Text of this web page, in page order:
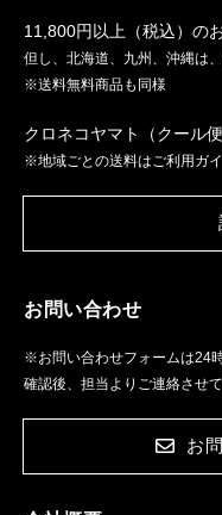
11,800円以上（税込）の
但し、北海道、九州、沖縄は
※送料無料商品も同様
クロネコヤマト（クール
※地域ごとの送料はご利用ガイ
お問い合わせ
※お問い合わせフォームは24
確認後、担当よりご連絡させ
お